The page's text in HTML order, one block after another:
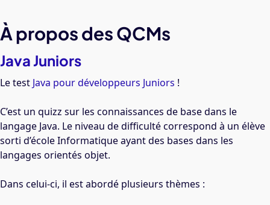
À propos des QCMs
Java Juniors
Le test Java pour développeurs Juniors !
C’est un quizz sur les connaissances de base dans le
langage Java. Le niveau de difficulté correspond à un élève
sorti d’école Informatique ayant des bases dans les
langages orientés objet.
Dans celui-ci, il est abordé plusieurs thèmes :